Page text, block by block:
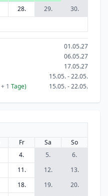
28. 29.
30.
01.05.27
06.05.27
17.05.27
15.05. - 22.05.
+ 1 Tage) 15.05. - 22.05.
Fr Sa
So
4. 5.
6.
11. 12.
13.
18. 19.
20.